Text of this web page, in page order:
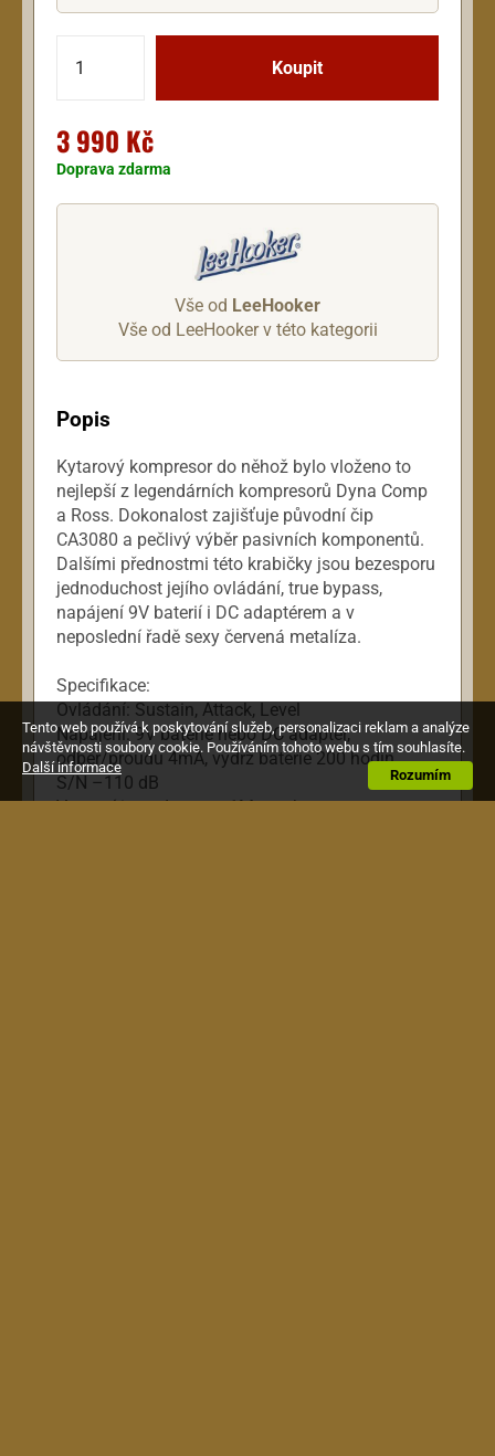
3 990 Kč
Doprava zdarma
Vše od LeeHooker
Vše od LeeHooker v této kategorii
Popis
Kytarový kompresor do něhož bylo vloženo to
nejlepší z legendárních kompresorů Dyna Comp
a Ross. Dokonalost zajišťuje původní čip
CA3080 a pečlivý výběr pasivních komponentů.
Dalšími přednostmi této krabičky jsou bezesporu
jednoduchost jejího ovládání, true bypass,
napájení 9V baterií i DC adaptérem a v
neposlední řadě sexy červená metalíza.
Specifikace:
Ovládání: Sustain, Attack, Level
Napájení: 9V baterie nebo DC adaptér,
odběr/proudu 4mA, výdrž baterie 200 hodin
S/N –110 dB
Vstupní impedance: > 1Megaohm
Tento web používá k poskytování služeb, personalizaci reklam a analýze
návštěvnosti soubory cookie. Používáním tohoto webu s tím souhlasíte.
Rozumím
Další informace